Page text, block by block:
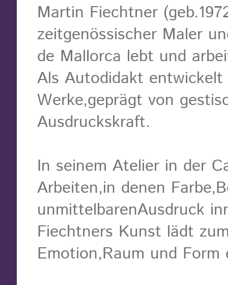
Martin Fiechtner
zeitgenössischer Maler
de Mallorca lebt und
Als Autodidakt
Werke,geprägt von
Ausdruckskraft.
In seinem Atelier in der
Arbeiten,in denen
unmittelbarenAusdruck
Fiechtners Kunst lädt
Emotion,Raum und Form